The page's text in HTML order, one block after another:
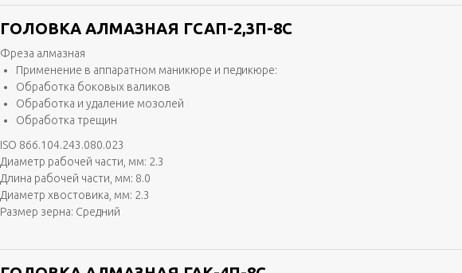
ГОЛОВКА АЛМАЗНАЯ ГСАП-2,3П-8С
Фреза алмазная
Применение в аппаратном маникюре и педикюре:
Обработка боковых валиков
Обработка и удаление мозолей
Обработка трещин
ISO 866.104.243.080.023
Диаметр рабочей части, мм: 2.3
Длина рабочей части, мм: 8.0
Диаметр хвостовика, мм: 2.3
Размер зерна: Средний